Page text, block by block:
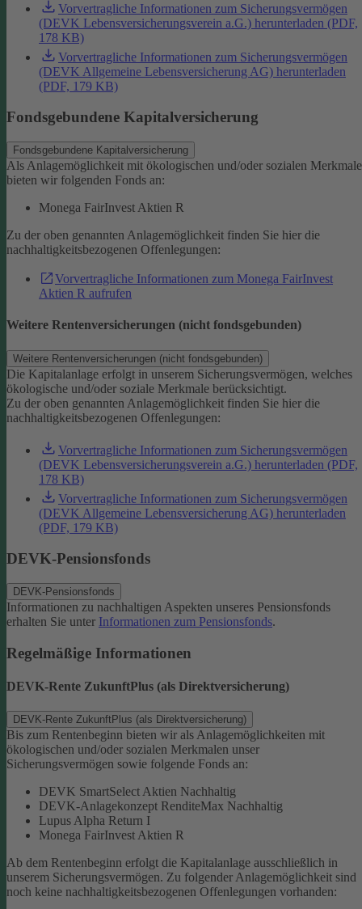
Vorvertragliche Informationen zum Sicherungsvermögen
(DEVK Lebensversicherungsverein a.G.) herunterladen (PDF,
178 KB)
Vorvertragliche Informationen zum Sicherungsvermögen
(DEVK Allgemeine Lebensversicherung AG) herunterladen
(PDF, 179 KB)
Fondsgebundene Kapitalversicherung
Fondsgebundene Kapitalversicherung
Als Anlagemöglichkeit mit ökologischen und/oder sozialen
bieten wir folgenden Fonds an:
Monega FairInvest Aktien R
Zu der oben genannten Anlagemöglichkeit finden Sie hier die
nachhaltigkeitsbezogenen Offenlegungen:
Vorvertragliche Informationen zum Monega FairInvest
Aktien R aufrufen
Weitere Rentenversicherungen (nicht fondsgebunden)
Weitere Rentenversicherungen (nicht fondsgebunden)
Die Kapitalanlage erfolgt in unserem Sicherungsvermögen, welches
ökologische und/oder soziale Merkmale berücksichtigt.
Zu der oben genannten Anlagemöglichkeit finden Sie hier die
nachhaltigkeitsbezogenen Offenlegungen:
Vorvertragliche Informationen zum Sicherungsvermögen
(DEVK Lebensversicherungsverein a.G.) herunterladen (PDF,
178 KB)
Vorvertragliche Informationen zum Sicherungsvermögen
(DEVK Allgemeine Lebensversicherung AG) herunterladen
(PDF, 179 KB)
DEVK-Pensionsfonds
DEVK-Pensionsfonds
Informationen zu nachhaltigen Aspekten unseres Pensionsfonds
erhalten Sie unter Informationen zum Pensionsfonds.
Regelmäßige Informationen
DEVK-Rente ZukunftPlus (als Direktversicherung)
DEVK-Rente ZukunftPlus (als Direktversicherung)
Bis zum Rentenbeginn bieten wir als Anlagemöglichkeiten mit
ökologischen und/oder sozialen Merkmalen unser
Sicherungsvermögen sowie folgende Fonds an:
DEVK SmartSelect Aktien Nachhaltig
DEVK-Anlagekonzept RenditeMax Nachhaltig
Lupus Alpha Return I
Monega FairInvest Aktien R
Ab dem Rentenbeginn erfolgt die Kapitalanlage ausschließlich in
unserem Sicherungsvermögen. Zu folgender Anlagemöglichkeit sind
noch keine nachhaltigkeitsbezogenen Offenlegungen vorhanden: